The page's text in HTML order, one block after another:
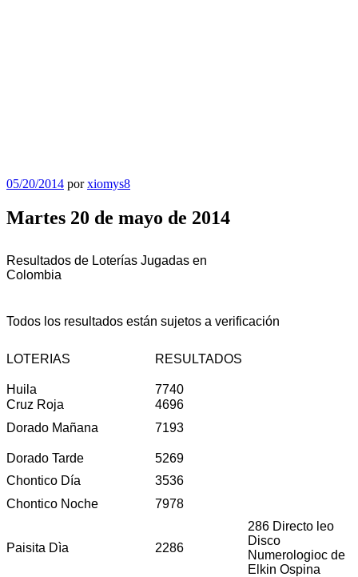
Publicado
05/20/2014 porxiomys8
Martes 20 de mayo de 2014
Resultados de Loterías Jugadas en
Colombia
Todos los resultados están sujetos a verificación
LOTERIAS RESULTADOS
Huila
7740
Cruz Roja
4696
Dorado Mañana
7193
Dorado Tarde
5269
Chontico Día
3536
Chontico Noche
7978
Paisita Dìa 2286
286 Directo leo
Disco
Numerologioc de
Elkin Ospina